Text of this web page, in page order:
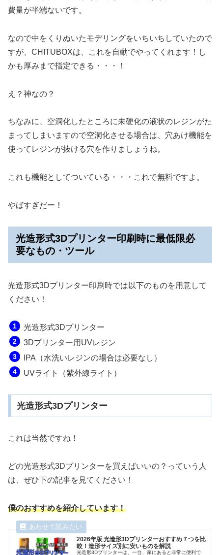
費量が半端ないです。
なので中をくりぬいたモデリングをいちいちしていたので
すが、CHITUBOXは、これを自動でやってくれます！し
かも厚みまで指定できる・・・！
え？神なの？
ちなみに、空洞化したところに未硬化の液状のレジンがた
まってしまいますので空洞化させる場合は、穴あけ機能を
使ってレジンが抜ける穴を作りましょうね。
これも機能としてついている・・・これで無料ですよ。
やばすぎだー！
光造形式3Dプリンター印刷時に最低限必
要なもの・ツール
光造形式3Dプリンター印刷時では以下のものを用意して
ください！
光造形式3Dプリンター
3Dプリンター用UVレジン
IPA（水洗いレジンの場合は必要なし）
UVライト（紫外線ライト）
光造形式3Dプリンター
これは当然ですね！
どの光造形式3Dプリンターを買えばいいの？っていう人
は、ぜひ下の記事を見てください！
僕のおすすめを紹介しています！
2026年版 光造形3Dプリンターおすすめ７つを比
較！造形サイズ別に安いものを解説
光造形3Dプリンターは、一台、家にあると非常に便利で